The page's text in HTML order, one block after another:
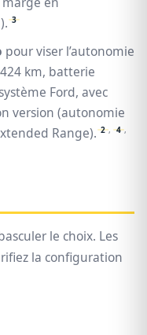
3
pour viser l’autonomie
km, batterie
Ford, avec
version (autonomie
Range). 2 , 4 ,
le choix. Les
la configuration